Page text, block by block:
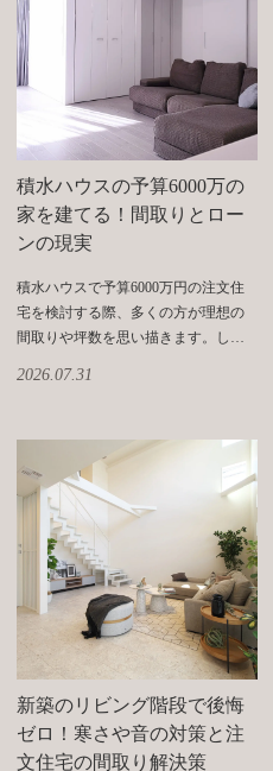
積水ハウスの予算6000万の
家を建てる！間取りとロー
ンの現実
積水ハウスで予算6000万円の注文住
宅を検討する際、多くの方が理想の
間取りや坪数を思い描きます。し…
2026.07.31
新築のリビング階段で後悔
ゼロ！寒さや音の対策と注
文住宅の間取り解決策